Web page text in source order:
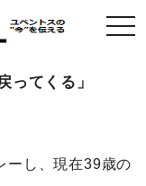
ってくる」
ーし、現在39歳の